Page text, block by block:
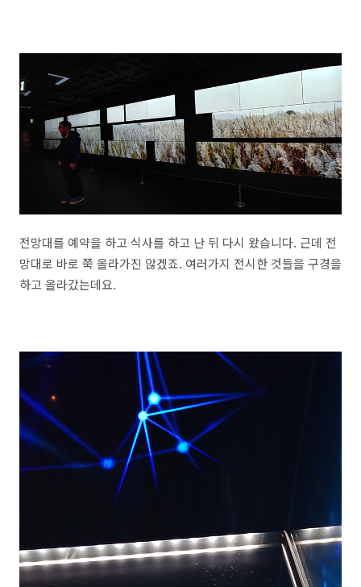
전망대를 예약을 하고 식사를 하고 난 뒤 다시 왔습니다. 근데 전
망대로 바로 쭉 올라가진 않겠죠. 여러가지 전시한 것들을 구경을
하고 올라갔는데요.